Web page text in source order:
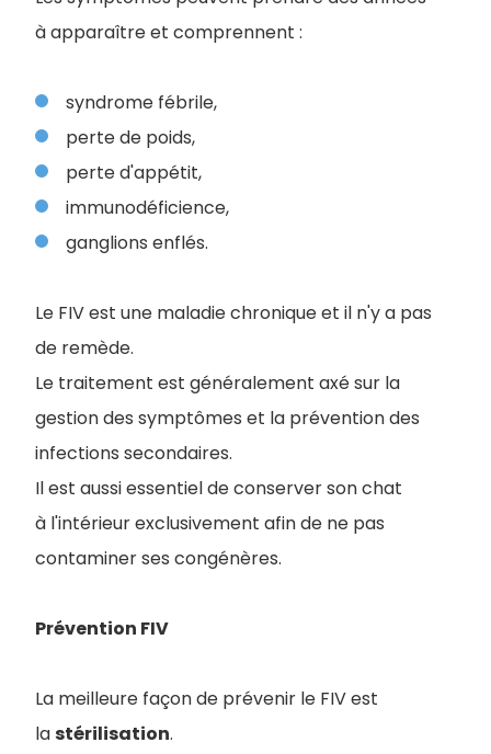
à apparaître et comprennent :
syndrome fébrile,
perte de poids,
perte d'appétit,
immunodéficience,
ganglions enflés.
Le FIV est une maladie chronique et il n'y a pas
de remède.
Le traitement est généralement axé sur la
gestion des symptômes et la prévention des
infections secondaires.
Il est aussi essentiel de conserver son chat
à l'intérieur exclusivement afin de ne pas
contaminer ses congénères.
Prévention FIV
La meilleure façon de prévenir le FIV est
lastérilisation.